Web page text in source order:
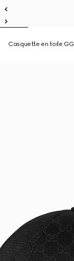
Casquette en toile GG